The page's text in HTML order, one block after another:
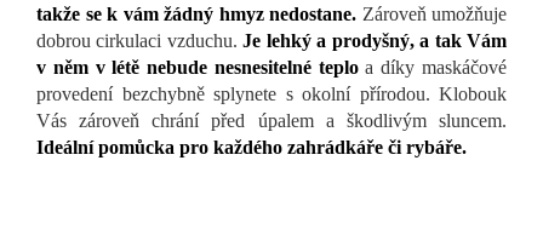
takže se k vám žádný hmyz nedostane. Zároveň umožňuje
dobrou cirkulaci vzduchu.Je lehký a prodyšný, a tak Vám
v něm v létě nebude nesnesitelné teploa díky maskáčové
provedení bezchybně splynete s okolní přírodou. Klobouk
Vás zároveň chrání před úpalem a škodlivým sluncem.
Ideální pomůcka pro každého zahrádkáře či rybáře.